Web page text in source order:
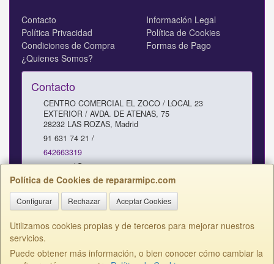
Política de Cookies de repararmipc.com
Configurar Rechazar Aceptar Cookies
Utilizamos cookies propias y de terceros para mejorar nuestros
servicios.
Puede obtener más información, o bien conocer cómo cambiar la
Contacto
Información Legal
Política Privacidad
Política de Cookies
Condiciones de Compra
Formas de Pago
¿Quienes Somos?
Contacto
CENTRO COMERCIAL EL ZOCO / LOCAL 23
EXTERIOR / AVDA. DE ATENAS, 75
28232 LAS ROZAS, Madrid
91 631 74 21 /
642663319
comercial@repararmipc.com
Horario
10 - 12,30 / 17 - 19H SABADOS 11 - 13H